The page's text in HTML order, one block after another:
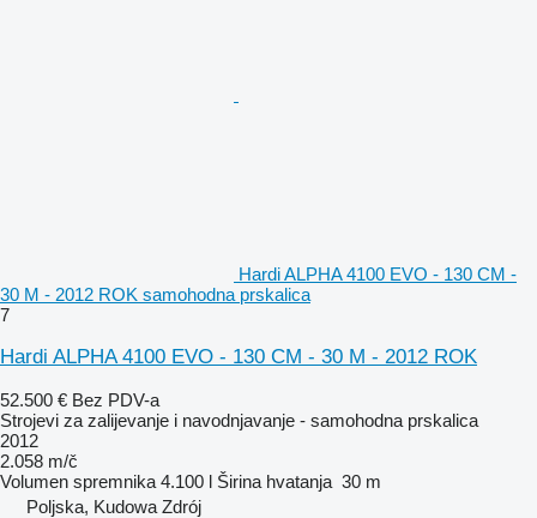
Hardi ALPHA 4100 EVO - 130 CM -
30 M - 2012 ROK samohodna prskalica
7
Hardi ALPHA 4100 EVO - 130 CM - 30 M - 2012 ROK
52.500 € Bez PDV-a
Strojevi za zaliјеvanje i navodnjavanje - samohodna prskalica
2012
2.058 m/č
Volumen spremnika 4.100 l Širina hvatanja 30 m
Poljska, Kudowa Zdrój